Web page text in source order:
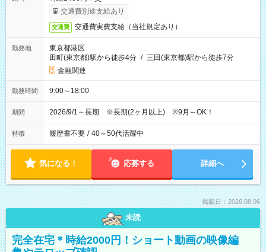
交通費別途支給あり
交通費 交通費実費支給（当社規定あり）
勤務地
東京都港区
田町(東京都)駅から徒歩4分 / 三田(東京都)駅から徒歩7分
金融関連
勤務時間 9:00～18:00
期間 2026/9/1～長期 ※長期(2ヶ月以上) ※9月～OK！
特徴 履歴書不要 / 40～50代活躍中
気になる！ 応募する 詳細へ
掲載日：2026.08.06
未読
完全在宅＊時給2000円！ショート動画の映像編